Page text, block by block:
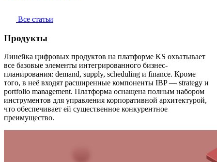
Все статьи
Продукты
Линейка цифровых продуктов на платформе KS охватывает
все базовые элементы интегрированного бизнес-
планирования: demand, supply, scheduling и finance. Кроме
того, в неё входят расширенные компоненты IBP — strategy и
portfolio management. Платформа оснащена полным набором
инструментов для управления корпоративной архитектурой,
что обеспечивает ей существенное конкурентное
преимущество.